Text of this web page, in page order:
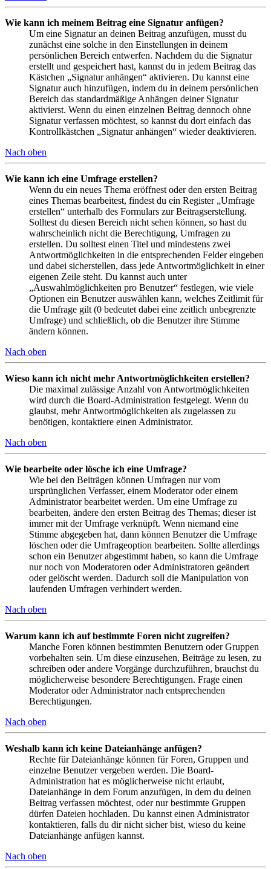
Wie kann ich meinem Beitrag eine Signatur anfügen?
Um eine Signatur an deinen Beitrag anzufügen, musst du
zunächst eine solche in den Einstellungen in deinem
persönlichen Bereich entwerfen. Nachdem du die Signatur
erstellt und gespeichert hast, kannst du in jedem Beitrag das
Kästchen „Signatur anhängen“ aktivieren. Du kannst eine
Signatur auch hinzufügen, indem du in deinem persönlichen
Bereich das standardmäßige Anhängen deiner Signatur
aktivierst. Wenn du einen einzelnen Beitrag dennoch ohne
Signatur verfassen möchtest, so kannst du dort einfach das
Kontrollkästchen „Signatur anhängen“ wieder deaktivieren.
Nach oben
Wie kann ich eine Umfrage erstellen?
Wenn du ein neues Thema eröffnest oder den ersten Beitrag
eines Themas bearbeitest, findest du ein Register „Umfrage
erstellen“ unterhalb des Formulars zur Beitragserstellung.
Solltest du diesen Bereich nicht sehen können, so hast du
wahrscheinlich nicht die Berechtigung, Umfragen zu
erstellen. Du solltest einen Titel und mindestens zwei
Antwortmöglichkeiten in die entsprechenden Felder eingeben
und dabei sicherstellen, dass jede Antwortmöglichkeit in einer
eigenen Zeile steht. Du kannst auch unter
„Auswahlmöglichkeiten pro Benutzer“ festlegen, wie viele
Optionen ein Benutzer auswählen kann, welches Zeitlimit für
die Umfrage gilt (0 bedeutet dabei eine zeitlich unbegrenzte
Umfrage) und schließlich, ob die Benutzer ihre Stimme
ändern können.
Nach oben
Wieso kann ich nicht mehr Antwortmöglichkeiten erstellen?
Die maximal zulässige Anzahl von Antwortmöglichkeiten
wird durch die Board-Administration festgelegt. Wenn du
glaubst, mehr Antwortmöglichkeiten als zugelassen zu
benötigen, kontaktiere einen Administrator.
Nach oben
Wie bearbeite oder lösche ich eine Umfrage?
Wie bei den Beiträgen können Umfragen nur vom
ursprünglichen Verfasser, einem Moderator oder einem
Administrator bearbeitet werden. Um eine Umfrage zu
bearbeiten, ändere den ersten Beitrag des Themas; dieser ist
immer mit der Umfrage verknüpft. Wenn niemand eine
Stimme abgegeben hat, dann können Benutzer die Umfrage
löschen oder die Umfrageoption bearbeiten. Sollte allerdings
schon ein Benutzer abgestimmt haben, so kann die Umfrage
nur noch von Moderatoren oder Administratoren geändert
oder gelöscht werden. Dadurch soll die Manipulation von
laufenden Umfragen verhindert werden.
Nach oben
Warum kann ich auf bestimmte Foren nicht zugreifen?
Manche Foren können bestimmten Benutzern oder Gruppen
vorbehalten sein. Um diese einzusehen, Beiträge zu lesen, zu
schreiben oder andere Vorgänge durchzuführen, brauchst du
möglicherweise besondere Berechtigungen. Frage einen
Moderator oder Administrator nach entsprechenden
Berechtigungen.
Nach oben
Weshalb kann ich keine Dateianhänge anfügen?
Rechte für Dateianhänge können für Foren, Gruppen und
einzelne Benutzer vergeben werden. Die Board-
Administration hat es möglicherweise nicht erlaubt,
Dateianhänge in dem Forum anzufügen, in dem du deinen
Beitrag verfassen möchtest, oder nur bestimmte Gruppen
dürfen Dateien hochladen. Du kannst einen Administrator
kontaktieren, falls du dir nicht sicher bist, wieso du keine
Dateianhänge anfügen kannst.
Nach oben